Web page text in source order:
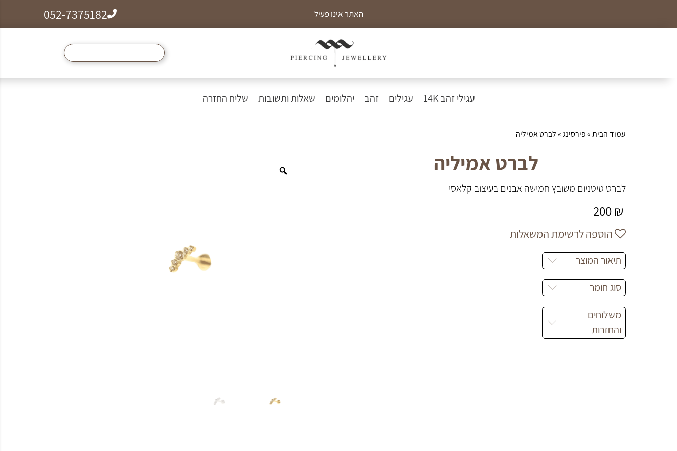
האתר אינו פעיל כל הצמידים, שרשראות וטבעות לזמן מוגבל ב99₪052-7375182
עגילי זהב 14K עגילים זהב יהלומים שאלות ותשובות שליח החזרה
עמוד הבית»פירסינג» לברט אמיליה
לברט אמיליה
לברט טיטניום משובץ חמישה אבנים בעיצוב קלאסי
200₪
הוספה לרשימת המשאלות
תיאור המוצר
סוג חומר
משלוחים
והחזרות